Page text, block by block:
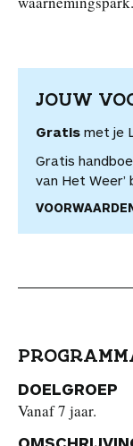
JOUW
Gratis met je
Gratis
van Het Weer’
DOELGROEP
Vanaf 7 jaar.